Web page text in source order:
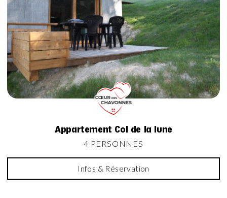
Appartement Col de la lune
4 PERSONNES
Infos & Réservation